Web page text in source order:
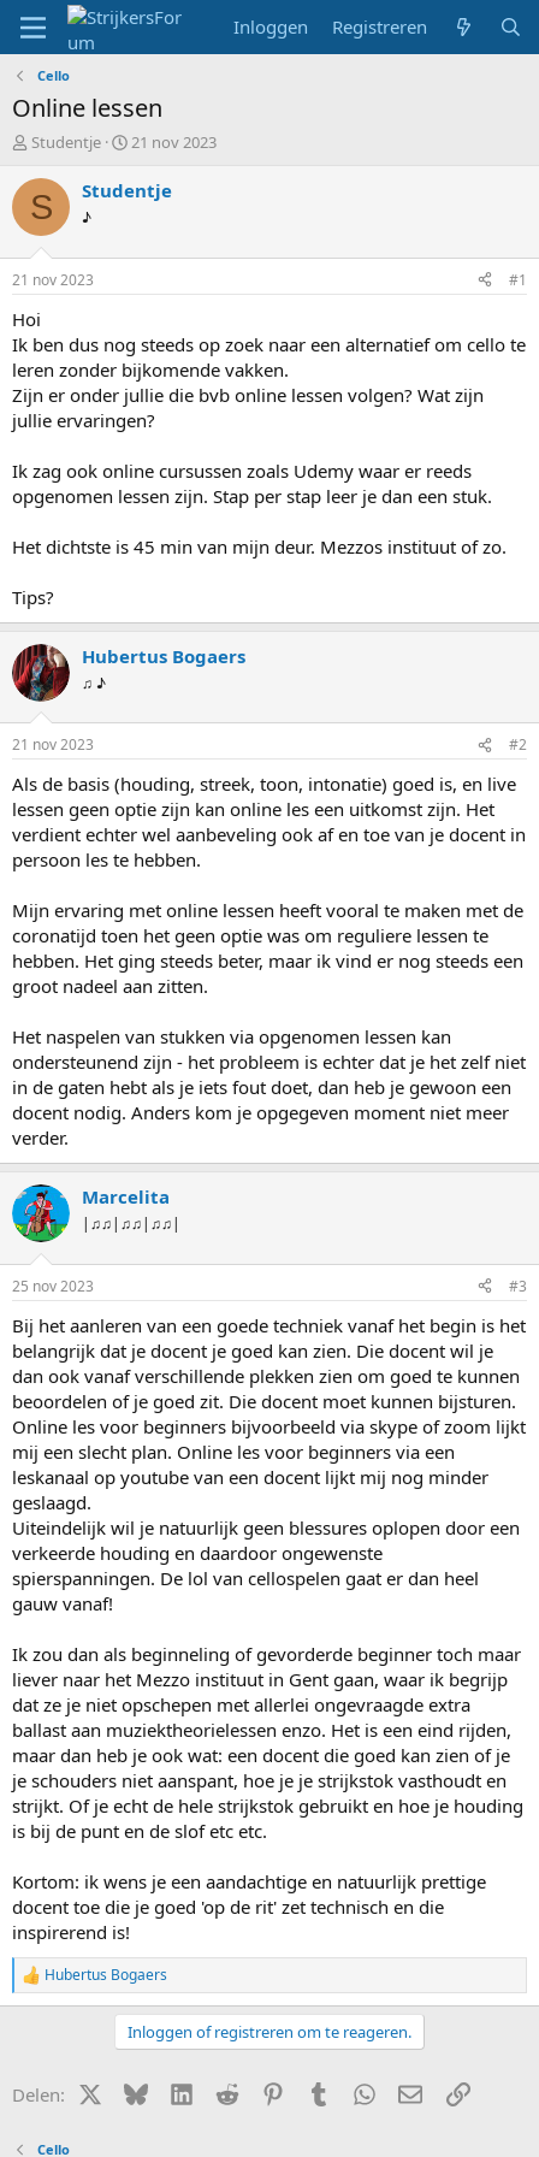
Inloggen Registreren
Cello
Online lessen
T
p
i
s
a
r
t
e
r
Studentje
S
a
t
21 nov 2023
S Studentje
♪
21 nov 2023 #1
Hoi
Ik ben dus nog steeds op zoek naar een alternatief om cello te
leren zonder bijkomende vakken.
Zijn er onder jullie die bvb online lessen volgen? Wat zijn
jullie ervaringen?
Ik zag ook online cursussen zoals Udemy waar er reeds
opgenomen lessen zijn. Stap per stap leer je dan een stuk.
Het dichtste is 45 min van mijn deur. Mezzos instituut of zo.
Tips?
Hubertus Bogaers
♫ ♪
21 nov 2023 #2
Als de basis (houding, streek, toon, intonatie) goed is, en live
lessen geen optie zijn kan online les een uitkomst zijn. Het
verdient echter wel aanbeveling ook af en toe van je docent in
persoon les te hebben.
Mijn ervaring met online lessen heeft vooral te maken met de
coronatijd toen het geen optie was om reguliere lessen te
hebben. Het ging steeds beter, maar ik vind er nog steeds een
groot nadeel aan zitten.
Het naspelen van stukken via opgenomen lessen kan
ondersteunend zijn - het probleem is echter dat je het zelf niet
in de gaten hebt als je iets fout doet, dan heb je gewoon een
docent nodig. Anders kom je opgegeven moment niet meer
verder.
Marcelita
|♫♫|♫♫|♫♫|
25 nov 2023 #3
Bij het aanleren van een goede techniek vanaf het begin is het
belangrijk dat je docent je goed kan zien. Die docent wil je
dan ook vanaf verschillende plekken zien om goed te kunnen
beoordelen of je goed zit. Die docent moet kunnen bijsturen.
Online les voor beginners bijvoorbeeld via skype of zoom lijkt
mij een slecht plan. Online les voor beginners via een
leskanaal op youtube van een docent lijkt mij nog minder
geslaagd.
Uiteindelijk wil je natuurlijk geen blessures oplopen door een
verkeerde houding en daardoor ongewenste
spierspanningen. De lol van cellospelen gaat er dan heel
gauw vanaf!
Ik zou dan als beginneling of gevorderde beginner toch maar
liever naar het Mezzo instituut in Gent gaan, waar ik begrijp
dat ze je niet opschepen met allerlei ongevraagde extra
ballast aan muziektheorielessen enzo. Het is een eind rijden,
maar dan heb je ook wat: een docent die goed kan zien of je
je schouders niet aanspant, hoe je je strijkstok vasthoudt en
strijkt. Of je echt de hele strijkstok gebruikt en hoe je houding
is bij de punt en de slof etc etc.
Kortom: ik wens je een aandachtige en natuurlijk prettige
docent toe die je goed 'op de rit' zet technisch en die
inspirerend is!
W
a
r
Hubertus Bogaers
Inloggen of registreren om te reageren.
Delen: X (Twitter)
BlueskyLinkedIn
Reddit PinterestTumblr WhatsApp
E-mailLink
Cello